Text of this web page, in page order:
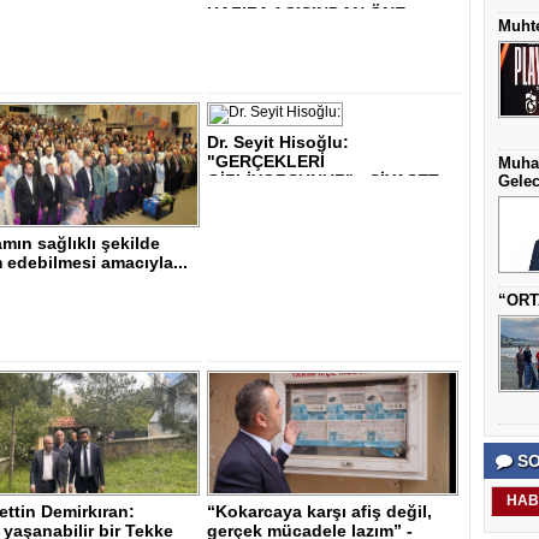
HAFIZA AÇISINDAN ÖNE..
sağlıklı şekilde
edebilmesi amacıyla...
Dr. Seyit Hisoğlu:
"GERÇEKLERİ
GİZLİYORSUNUZ" - SİYASET..
Demirkıran:
yaşanabilir bir Tekke
“Kokarcaya karşı afiş değil,
gerçek mücadele lazım” -